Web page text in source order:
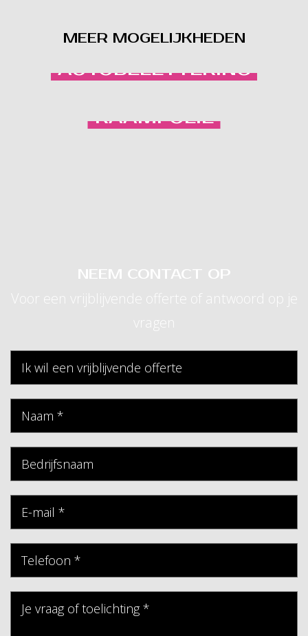
MEER MOGELIJKHEDEN
AUTOBELETTERING
RAAMFOLIE
NEEM CONTACT OP
Voor een vrijblijvende offerte of antwoord op je
vragen